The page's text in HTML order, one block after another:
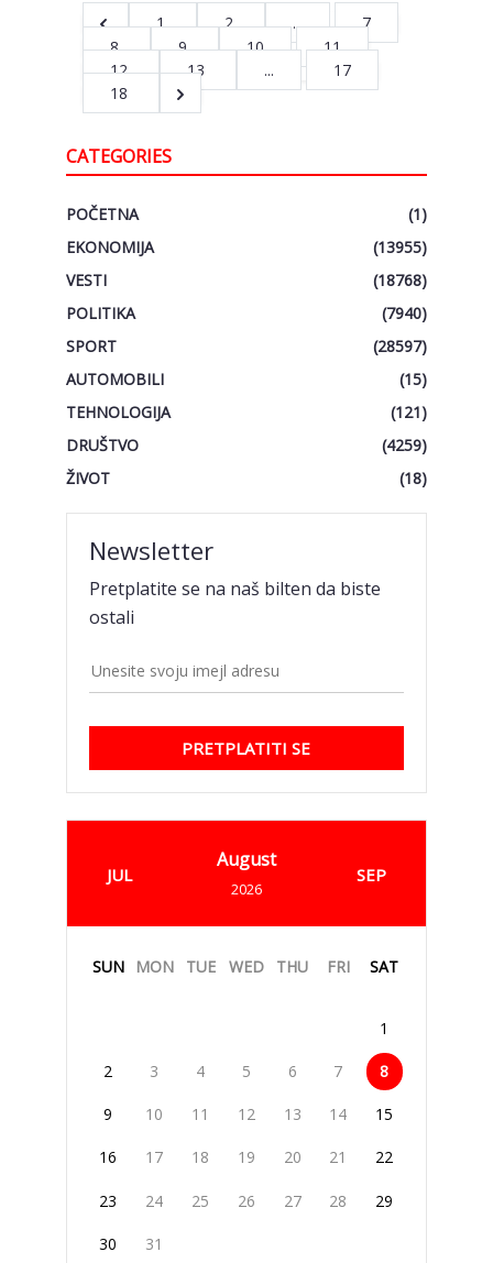
1
2 ...
7
8
9 10
11
12
13 ...
17
18
CATEGORIES
POČETNA
(1)
EKONOMIJA
(13955)
VESTI
(18768)
POLITIKA
(7940)
SPORT
(28597)
AUTOMOBILI
(15)
TEHNOLOGIJA
(121)
DRUŠTVO
(4259)
ŽIVOT
(18)
Newsletter
Pretplatite se na naš bilten da biste
ostali
PRETPLATITI SE
JUL
August
2026
SEP
SUN MON TUE WED THU FRI SAT
1
2 3 4 5 6 7 8
9 10 11 12 13 14 15
16 17 18 19 20 21 22
23 24 25 26 27 28 29
30 31